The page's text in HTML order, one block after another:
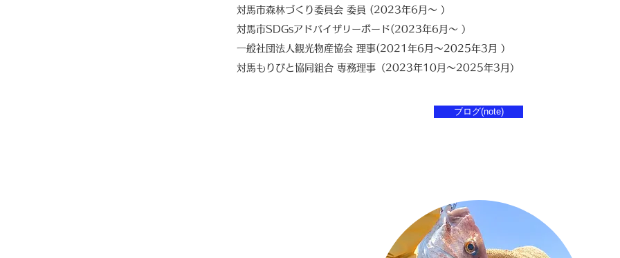
対馬市森林づくり委員会 委員 (2023年6月〜 ）
​対馬市SDGsアドバイザリーボード(2023年6月〜 ）
一般社団法人観光物産協会 理事(2021年6月〜2025年3月
）
​対馬もりびと協同組合 専務理事（2023年10月〜2025年3月）
ブログ(note)